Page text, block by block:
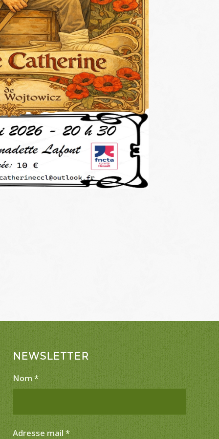
NEWSLETTER
Nom*
Adresse mail*